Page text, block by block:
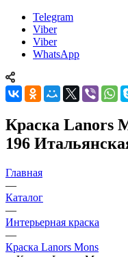
Telegram
Viber
Viber
WhatsApp
Краска Lanors
196
Главная
—
Каталог
—
Интерьерная краска
—
Краска Lanors Mons